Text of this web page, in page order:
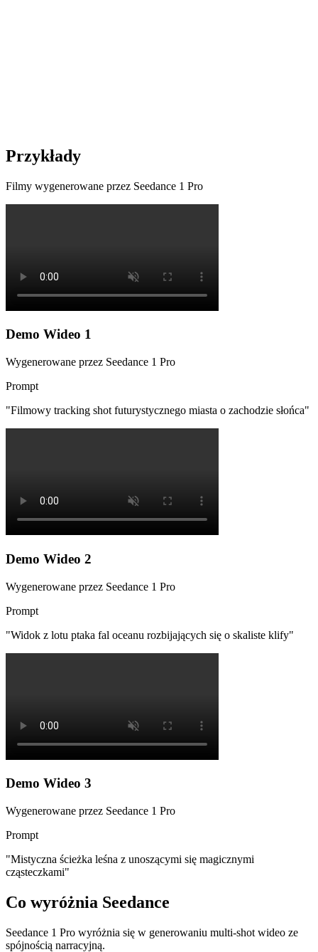
Przykłady
Filmy wygenerowane przez Seedance 1 Pro
Demo Wideo 1
Wygenerowane przez Seedance 1 Pro
Prompt
"Filmowy tracking shot futurystycznego miasta o zachodzie słońca"
Demo Wideo 2
Wygenerowane przez Seedance 1 Pro
Prompt
"Widok z lotu ptaka fal oceanu rozbijających się o skaliste klify"
Demo Wideo 3
Wygenerowane przez Seedance 1 Pro
Prompt
"Mistyczna ścieżka leśna z unoszącymi się magicznymi
cząsteczkami"
Co wyróżnia Seedance
Seedance 1 Pro wyróżnia się w generowaniu multi-shot wideo ze
spójnością narracyjną.